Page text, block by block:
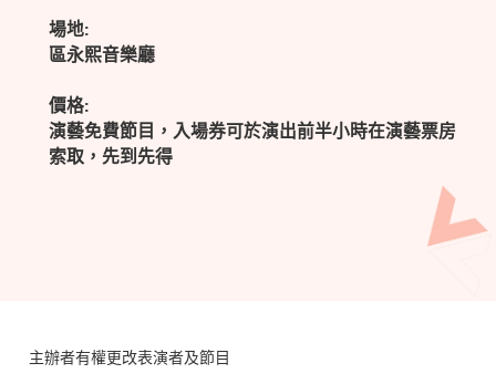
場地:
區永熙音樂廳
價格:
演藝免費節目，入場券可於演出前半小時在演藝票房
索取，先到先得
主辦者有權更改表演者及節目